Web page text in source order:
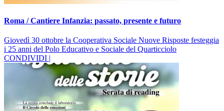
Roma / Cantiere Infanzia: passato, presente e futuro
Giovedì 30 ottobre la Cooperativa Sociale Nuove Risposte festeggia
i 25 anni del Polo Educativo e Sociale del Quarticciolo
CONDIVIDI |